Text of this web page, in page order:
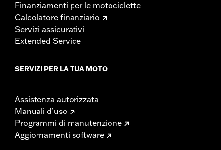
Finanziamenti per le motociclette
Calcolatore finanziario
Servizi assicurativi
Extended Service
SERVIZI PER LA TUA MOTO
Assistenza autorizzata
Manuali d’uso
Programmi di manutenzione
Aggiornamenti software